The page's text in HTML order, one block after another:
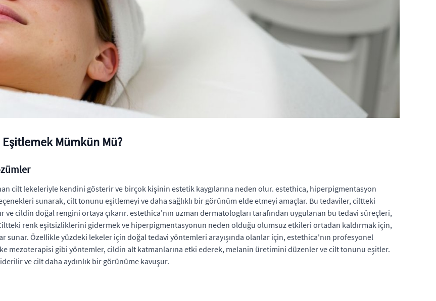
Mümkün Mü?
cilt lekeleriyle kendini gösterir ve birçok kişinin estetik kaygılarına neden olur. estethica, hiperpigmentasyon
sunarak, cilt tonunu eşitlemeyi ve daha sağlıklı bir görünüm elde etmeyi amaçlar. Bu tedaviler, ciltteki
cildin doğal rengini ortaya çıkarır. estethica'nın uzman dermatologları tarafından uygulanan bu tedavi süreçleri,
renk eşitsizliklerini gidermek ve hiperpigmentasyonun neden olduğu olumsuz etkileri ortadan kaldırmak için,
sunar. Özellikle yüzdeki lekeler için doğal tedavi yöntemleri arayışında olanlar için, estethica'nın profesyonel
mezoterapisi gibi yöntemler, cildin alt katmanlarına etki ederek, melanin üretimini düzenler ve cilt tonunu eşitler.
ve cilt daha aydınlık bir görünüme kavuşur.